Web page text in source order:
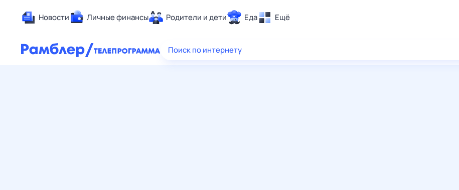
Новости Личные финансы Родители и дети Еда Ещё
Здоровье
Поиск по интернету